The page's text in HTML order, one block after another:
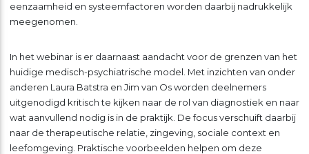
eenzaamheid en systeemfactoren worden daarbij nadrukkelijk
meegenomen.
In het webinar is er daarnaast aandacht voor de grenzen van het
huidige medisch-psychiatrische model. Met inzichten van onder
anderen Laura Batstra en Jim van Os worden deelnemers
uitgenodigd kritisch te kijken naar de rol van diagnostiek en naar
wat aanvullend nodig is in de praktijk. De focus verschuift daarbij
naar de therapeutische relatie, zingeving, sociale context en
leefomgeving. Praktische voorbeelden helpen om deze